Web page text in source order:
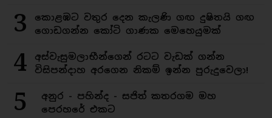
3
කොළඹට වතුර දෙන කැලණි ගඟ දුෂිතයි ගඟ
ගොඩගන්න කෝටි ගාණක මෙහෙයුමක්
4
අස්වැසුමලාභීන්ගෙන් රටට වැඩක් ගන්න
විසිපන්දාහ අරගෙන නිකම් ඉන්න පුරුදුවෙලා!
5
අනුර - පහින්ද - සජිත් කතරගම මහ
පෙරහරේ එකට